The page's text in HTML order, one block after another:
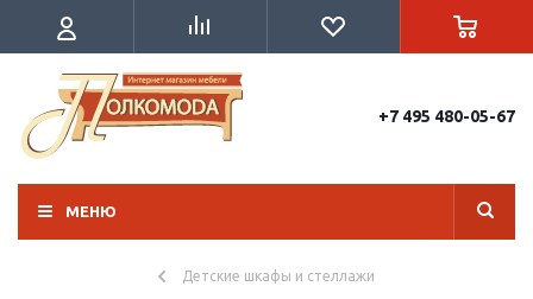
+7 495 480-05-67
МЕНЮ
Детские шкафы и стеллажи